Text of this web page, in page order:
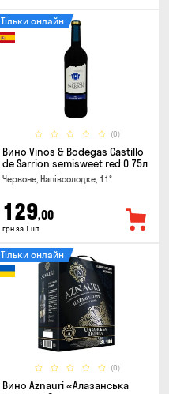
(0)
Тільки онлайн
Вино Vinos & Bodegas Castillo
de Sarrion semisweet red 0.75л
Червоне, Напівсолодке, 11°
129,00
грн за 1 шт
(0)
Тільки онлайн
Вино Aznauri «Алазанська